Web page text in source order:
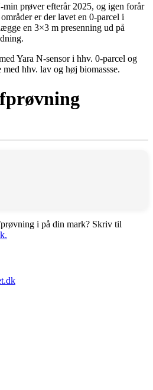
prøver efterår 2025, og igen forår
er der lavet en 0-parcel i
en 3×3 m presenning ud på
Yara N-sensor i hhv. 0-parcel og
hhv. lav og høj biomassse.
i på din mark? Skriv til